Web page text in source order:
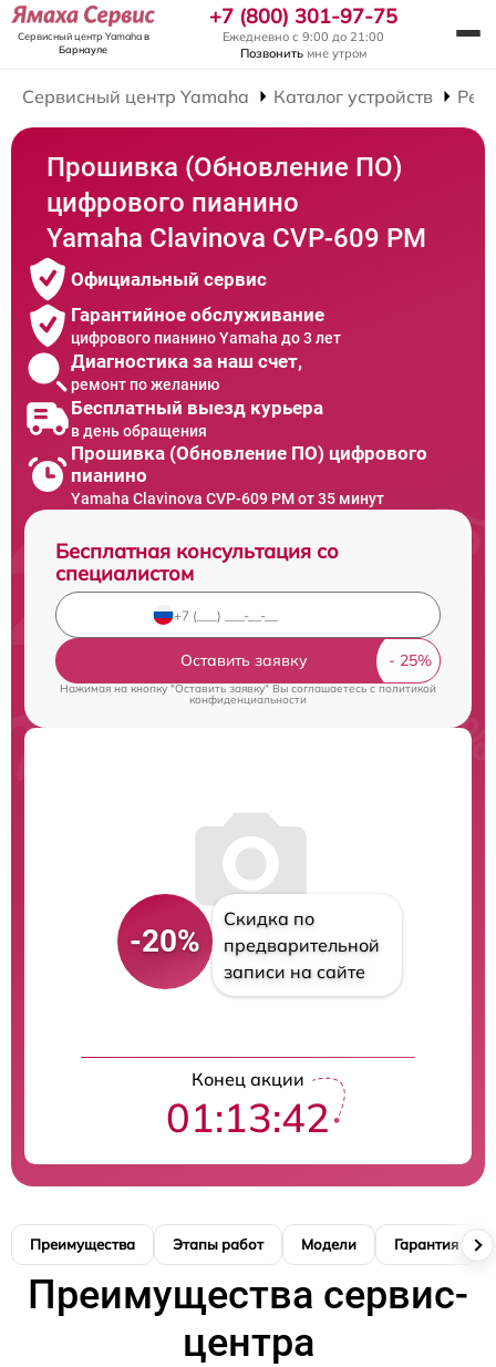
Сервисный центр Yamahaв
Барнауле
+7 (800) 301-97-75
Ежедневно с 9:00 до 21:00
Позвонить мне утром
Сервисный центр Yamaha Каталог устройств
Прошивка (Обновление ПО)
цифрового пианино
Yamaha Clavinova CVP-609 PM
Официальный сервис
Гарантийное обслуживание
цифрового пианино Yamaha до 3 лет
Диагностика за наш счет,
ремонт по желанию
Бесплатный выезд курьера
в день обращения
Прошивка (Обновление ПО) цифрового
пианино
Yamaha Clavinova CVP-609 PM от 35 минут
Бесплатная консультация со
специалистом
Оставить заявку
Нажимая на кнопку "Оставить заявку" Вы соглашаетесь cполитикой
конфиденциальности
-20%
Скидка по
предварительной
записи на сайте
Конец акции
01:13:40
Преимущества Этапы работ Модели Гарантия
Преимущества сервис-
центра